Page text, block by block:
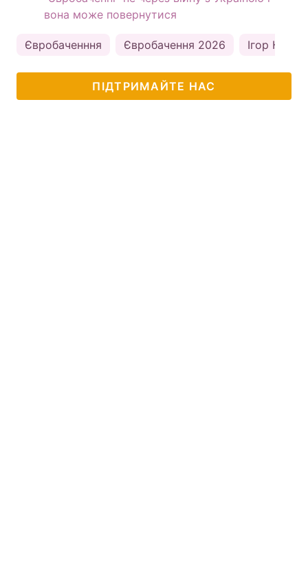
вона може повернутися
Євробаченння Євробачення 2026 Ігор
ПІДТРИМАЙТЕ НАС